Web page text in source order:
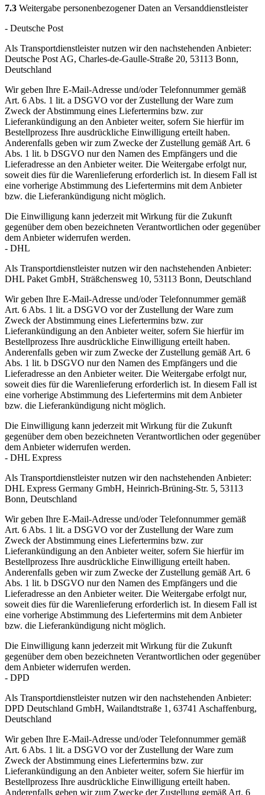
7.3 Weitergabe personenbezogener Daten an Versanddienstleister
- Deutsche Post
Als Transportdienstleister nutzen wir den nachstehenden Anbieter:
Deutsche Post AG, Charles-de-Gaulle-Straße 20, 53113 Bonn,
Deutschland
Wir geben Ihre E-Mail-Adresse und/oder Telefonnummer gemäß
Art. 6 Abs. 1 lit. a DSGVO vor der Zustellung der Ware zum
Zweck der Abstimmung eines Liefertermins bzw. zur
Lieferankündigung an den Anbieter weiter, sofern Sie hierfür im
Bestellprozess Ihre ausdrückliche Einwilligung erteilt haben.
Anderenfalls geben wir zum Zwecke der Zustellung gemäß Art. 6
Abs. 1 lit. b DSGVO nur den Namen des Empfängers und die
Lieferadresse an den Anbieter weiter. Die Weitergabe erfolgt nur,
soweit dies für die Warenlieferung erforderlich ist. In diesem Fall ist
eine vorherige Abstimmung des Liefertermins mit dem Anbieter
bzw. die Lieferankündigung nicht möglich.
Die Einwilligung kann jederzeit mit Wirkung für die Zukunft
gegenüber dem oben bezeichneten Verantwortlichen oder gegenüber
dem Anbieter widerrufen werden.
- DHL
Als Transportdienstleister nutzen wir den nachstehenden Anbieter:
DHL Paket GmbH, Sträßchensweg 10, 53113 Bonn, Deutschland
Wir geben Ihre E-Mail-Adresse und/oder Telefonnummer gemäß
Art. 6 Abs. 1 lit. a DSGVO vor der Zustellung der Ware zum
Zweck der Abstimmung eines Liefertermins bzw. zur
Lieferankündigung an den Anbieter weiter, sofern Sie hierfür im
Bestellprozess Ihre ausdrückliche Einwilligung erteilt haben.
Anderenfalls geben wir zum Zwecke der Zustellung gemäß Art. 6
Abs. 1 lit. b DSGVO nur den Namen des Empfängers und die
Lieferadresse an den Anbieter weiter. Die Weitergabe erfolgt nur,
soweit dies für die Warenlieferung erforderlich ist. In diesem Fall ist
eine vorherige Abstimmung des Liefertermins mit dem Anbieter
bzw. die Lieferankündigung nicht möglich.
Die Einwilligung kann jederzeit mit Wirkung für die Zukunft
gegenüber dem oben bezeichneten Verantwortlichen oder gegenüber
dem Anbieter widerrufen werden.
- DHL Express
Als Transportdienstleister nutzen wir den nachstehenden Anbieter:
DHL Express Germany GmbH, Heinrich-Brüning-Str. 5, 53113
Bonn, Deutschland
Wir geben Ihre E-Mail-Adresse und/oder Telefonnummer gemäß
Art. 6 Abs. 1 lit. a DSGVO vor der Zustellung der Ware zum
Zweck der Abstimmung eines Liefertermins bzw. zur
Lieferankündigung an den Anbieter weiter, sofern Sie hierfür im
Bestellprozess Ihre ausdrückliche Einwilligung erteilt haben.
Anderenfalls geben wir zum Zwecke der Zustellung gemäß Art. 6
Abs. 1 lit. b DSGVO nur den Namen des Empfängers und die
Lieferadresse an den Anbieter weiter. Die Weitergabe erfolgt nur,
soweit dies für die Warenlieferung erforderlich ist. In diesem Fall ist
eine vorherige Abstimmung des Liefertermins mit dem Anbieter
bzw. die Lieferankündigung nicht möglich.
Die Einwilligung kann jederzeit mit Wirkung für die Zukunft
gegenüber dem oben bezeichneten Verantwortlichen oder gegenüber
dem Anbieter widerrufen werden.
- DPD
Als Transportdienstleister nutzen wir den nachstehenden Anbieter:
DPD Deutschland GmbH, Wailandtstraße 1, 63741 Aschaffenburg,
Deutschland
Wir geben Ihre E-Mail-Adresse und/oder Telefonnummer gemäß
Art. 6 Abs. 1 lit. a DSGVO vor der Zustellung der Ware zum
Zweck der Abstimmung eines Liefertermins bzw. zur
Lieferankündigung an den Anbieter weiter, sofern Sie hierfür im
Bestellprozess Ihre ausdrückliche Einwilligung erteilt haben.
Anderenfalls geben wir zum Zwecke der Zustellung gemäß Art. 6